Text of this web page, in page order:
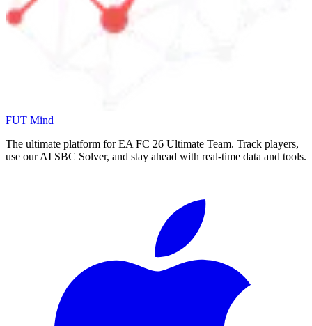
FUT Mind
The ultimate platform for EA FC 26 Ultimate Team. Track players,
use our AI SBC Solver, and stay ahead with real-time data and tools.